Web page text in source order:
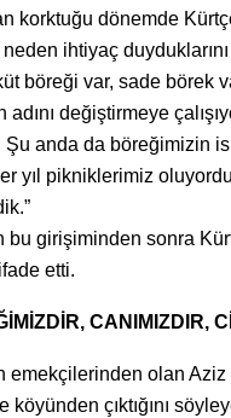
korktuğu dönemde
neden ihtiyaç
böreği var, sade börek
adını değiştirmeye
anda da böreğimizin
yıl pikniklerimiz
bu girişiminden sonra
etti.
CANIMIZDIR,
emekçilerinden olan Aziz
köyünden çıktığını